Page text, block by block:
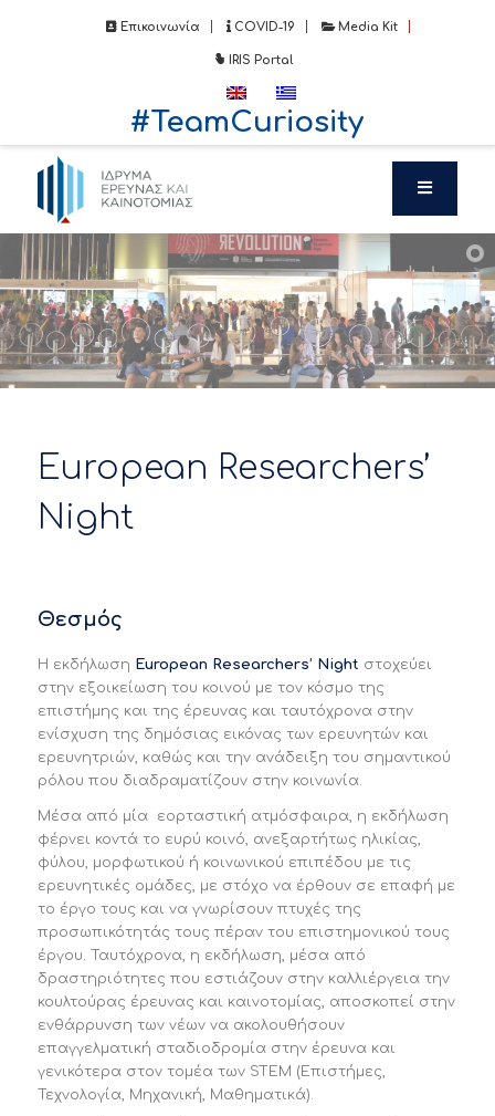
Επικοινωνία COVID-19 Media Kit
IRIS Portal
#TeamCuriosity
European Researchers’
Night
Θεσμός
H εκδήλωση European Researchers’ Night στοχεύει
στην εξοικείωση του κοινού με τον κόσμο της
επιστήμης και της έρευνας και ταυτόχρονα στην
ενίσχυση της δημόσιας εικόνας των ερευνητών και
ερευνητριών, καθώς και την ανάδειξη του σημαντικού
ρόλου που διαδραματίζουν στην κοινωνία.
Μέσα από μία εορταστική ατμόσφαιρα, η εκδήλωση
φέρνει κοντά το ευρύ κοινό, ανεξαρτήτως ηλικίας,
φύλου, μορφωτικού ή κοινωνικού επιπέδου με τις
ερευνητικές ομάδες, με στόχο να έρθουν σε επαφή με
το έργο τους και να γνωρίσουν πτυχές της
προσωπικότητάς τους πέραν του επιστημονικού τους
έργου. Ταυτόχρονα, η εκδήλωση, μέσα από
δραστηριότητες που εστιάζουν στην καλλιέργεια την
κουλτούρας έρευνας και καινοτομίας, αποσκοπεί στην
ενθάρρυνση των νέων να ακολουθήσουν
επαγγελματική σταδιοδρομία στην έρευνα και
γενικότερα στον τομέα των STEM (Επιστήμες,
Τεχνολογία, Μηχανική, Μαθηματικά).